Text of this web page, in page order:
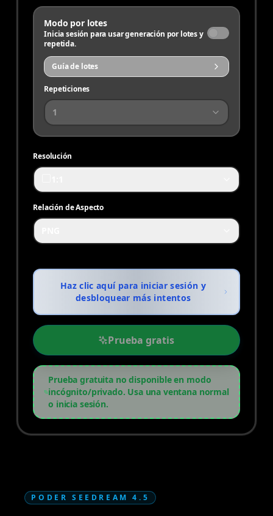
Modo por lotes
Inicia sesión para usar generación por lotes y
repetida.
Guía de lotes
Repeticiones
1
Resolución
Relación de Aspecto
Haz clic aquí para iniciar sesión y
desbloquear más intentos
Prueba gratis
Prueba gratuita no disponible en modo
incógnito/privado. Usa una ventana normal
o inicia sesión.
PODER SEEDREAM 4.5